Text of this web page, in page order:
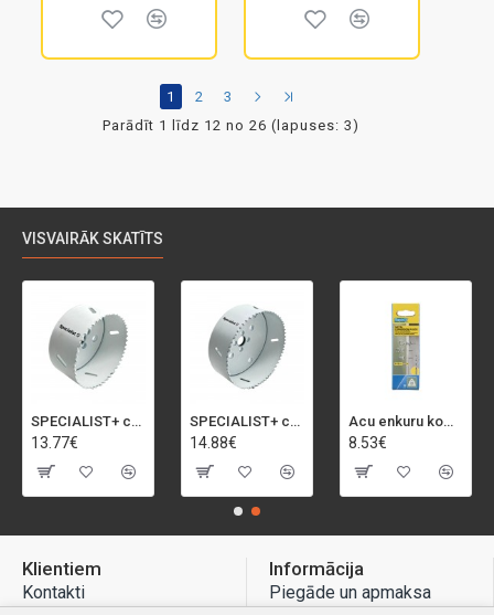
1 2
3
Parādīt 1 līdz 12 no 26 (lapuses: 3)
VISVAIRĀK SKATĪTS
SPECIALIST+ caurumu zāģis BI-METAL, 92 mm
13.77€
SPECIALIST+ caurumu zāģis BI-METAL, 98 mm
14.88€
Acu enkuru komplekts, 3-13 mm, Rapid, 12 gab.
8.53€
Klientiem
Kontakti
Informācija
Piegāde un apmaksa